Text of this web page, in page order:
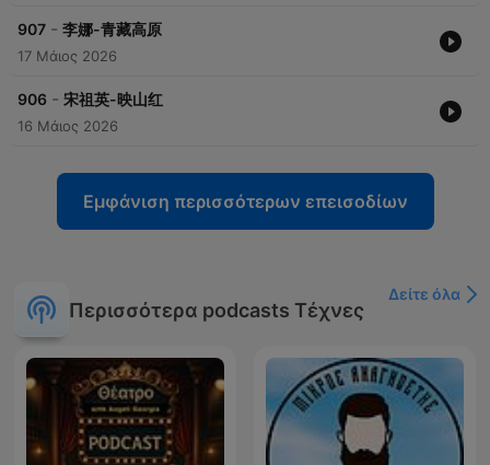
907 - 李娜-青藏高原
17 Μάιος 2026
906 - 宋祖英-映山红
16 Μάιος 2026
Εμφάνιση περισσότερων επεισοδίων
Περισσότερα podcasts Τέχνες
Δείτε όλα